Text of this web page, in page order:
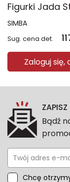
SIMBA
Sug. cena det.
Zaloguj się,
ZAPISZ
Bądź
Chcę